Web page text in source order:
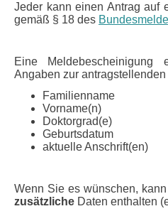
Jeder kann einen Antrag auf
gemäß § 18 des
Eine Meldebescheinigung
Angaben zur antragstellenden
Familienname
Vorname(n)
Doktorgrad(e)
Geburtsdatum
aktuelle Anschrift(en)
Wenn Sie es wünschen,
zusätzliche Daten enthalten